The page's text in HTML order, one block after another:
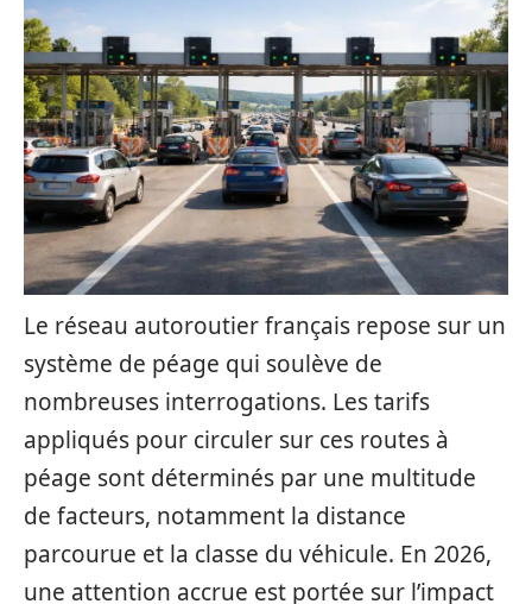
Le réseau autoroutier français repose sur un
système de péage qui soulève de
nombreuses interrogations. Les tarifs
appliqués pour circuler sur ces routes à
péage sont déterminés par une multitude
de facteurs, notamment la distance
parcourue et la classe du véhicule. En 2026,
une attention accrue est portée sur l’impact